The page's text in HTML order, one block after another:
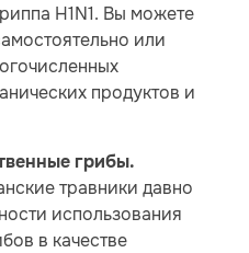
H1N1. Вы можете
или
продуктов и
грибы.
травники давно
использования
в качестве